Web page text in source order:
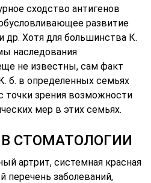
сходство антигенов
развитие
др. Хотя для большинства К.
наследования
не известны, сам факт
б. в определенных семьях
точки зрения возможности
мер в этих семьях.
СТОМАТОЛОГИИ
артрит, системная красная
перечень заболеваний,